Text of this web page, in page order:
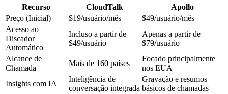
Recurso CloudTalk
Apollo
Preço (Inicial)
$19/usuário/mês
$49/usuário/mês
Acesso ao
Discador
Automático
Incluso a partir de
$49/usuário
Apenas a partir de
$79/usuário
Alcance de
Chamada
Mais de 160 países
Focado principalmente
nos EUA
Insights com IA
Inteligência de
conversação integrada
Gravação e resumos
básicos de chamadas